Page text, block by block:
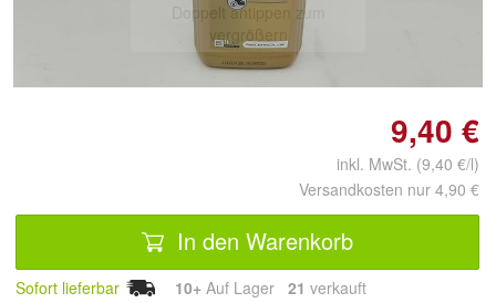
Doppelt antippen zum
vergrößern
9,40 €
inkl. MwSt. (9,40 €/l)
Versandkosten nur 4,90 €
In den Warenkorb
Sofort lieferbar 10+ Auf Lager 21 verkauft